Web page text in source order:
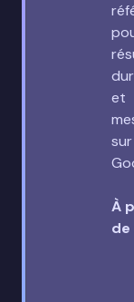
et
sur
À
de